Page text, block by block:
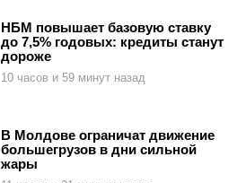
НБМ повышает базовую ставку
до 7,5% годовых: кредиты станут
дороже
10 часов и 59 минут назад
В Молдове ограничат движение
большегрузов в дни сильной
жары